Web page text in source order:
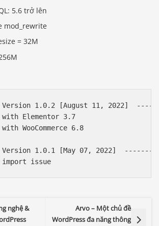
5.6 trở lên
mod_rewrite
= 32M
1.0.2 [August 11, 2022]
with Elementor 3.7
WooCommerce 6.8
1.0.1 [May 07, 2022]
nghệ &
Arvo – Một chủ đề
WordPress đa năng thông